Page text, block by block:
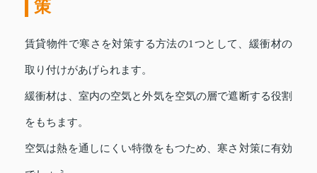
策
賃貸物件で寒さを対策する方法の1つとして、緩衝材の
取り付けがあげられます。
緩衝材は、室内の空気と外気を空気の層で遮断する役割
をもちます。
空気は熱を通しにくい特徴をもつため、寒さ対策に有効